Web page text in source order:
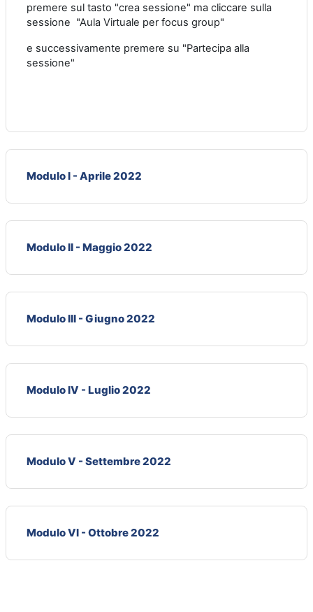
premere sul tasto "crea sessione" ma cliccare sulla
sessione "Aula Virtuale per focus group"
e successivamente premere su "Partecipa alla
sessione"
Modulo I - Aprile 2022
Modulo II - Maggio 2022
Modulo III - Giugno 2022
Modulo IV - Luglio 2022
Modulo V - Settembre 2022
Modulo VI - Ottobre 2022